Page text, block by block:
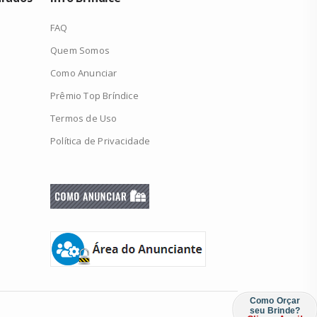
FAQ
Quem Somos
Como Anunciar
Prêmio Top Bríndice
Termos de Uso
Política de Privacidade
Como Orçar
seu Brinde?